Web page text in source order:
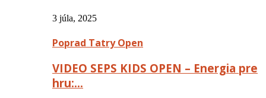
3 júla, 2025
Poprad Tatry Open
VIDEO SEPS KIDS OPEN – Energia pre
hru:…